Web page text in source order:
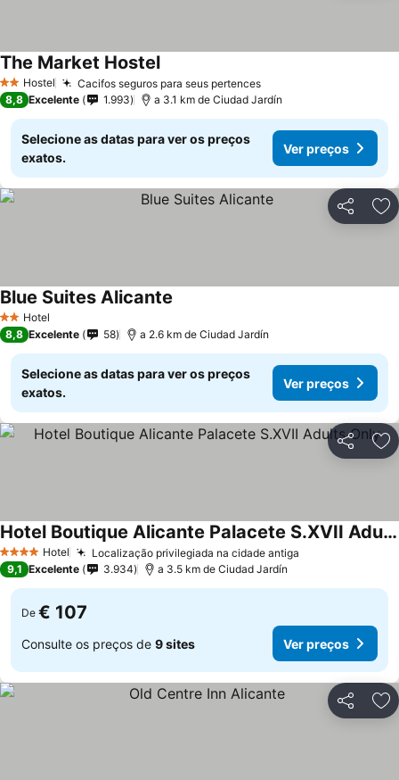
2 Estrelas
Hostel Cacifos seguros para seus pertences
The Market Hostel
8,8 Excelente 1.993 a 3.1 km de Ciudad Jardín
Selecione as datas para ver os preços
exatos.
Ver preços
Partilhar
2 Estrelas
Hotel
Blue Suites Alicante
8,8 Excelente 58 a 2.6 km de Ciudad Jardín
Selecione as datas para ver os preços
exatos.
Ver preços
Partilhar
4 EstrelasHotel Localização privilegiada na cidade antiga
Hotel Boutique Alicante Palacete S.XVII Adults Only
9,1 Excelente 3.934 a 3.5 km de Ciudad Jardín
De € 107
Consulte os preços de 9 sites Ver preços
Partilhar